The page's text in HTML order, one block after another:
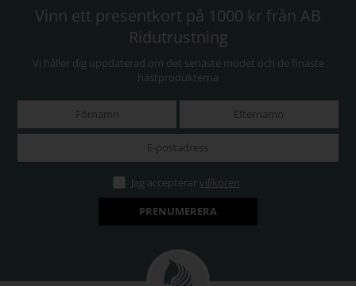
Vinn ett presentkort på 1000 kr från AB
Ridutrustning
Vi håller dig uppdaterad om det senaste modet och de finaste
hästprodukterna
Jag accepterarvillkoren